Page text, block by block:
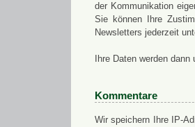
der Kommunikation
Sie können Ihre
Newsletters jederzeit
Ihre Daten werden
Kommentare
Wir speichern Ihre IP-